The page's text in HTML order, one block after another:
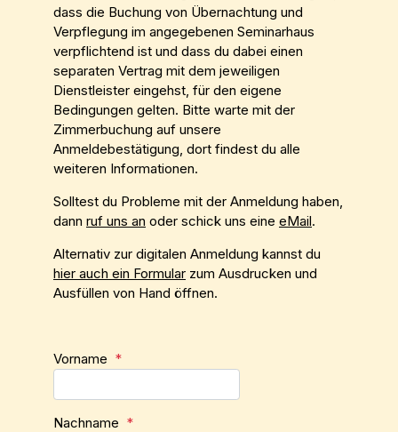
dass die Buchung von Übernachtung und
Verpflegung im angegebenen Seminarhaus
verpflichtend ist und dass du dabei einen
separaten Vertrag mit dem jeweiligen
Dienstleister eingehst, für den eigene
Bedingungen gelten. Bitte warte mit der
Zimmerbuchung auf unsere
Anmeldebestätigung, dort findest du alle
weiteren Informationen.
Solltest du Probleme mit der Anmeldung haben,
dann ruf uns an oder schick uns eine eMail.
Alternativ zur digitalen Anmeldung kannst du
hier auch ein Formular zum Ausdrucken und
Ausfüllen von Hand öffnen.
Vorname *
Nachname *